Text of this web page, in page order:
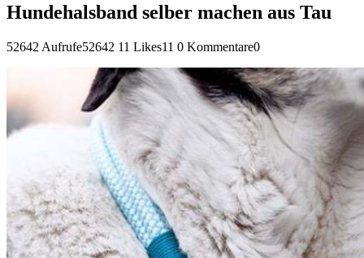
Hundehalsband selber machen aus Tau
52642 Aufrufe52642 11 Likes11 0 Kommentare0